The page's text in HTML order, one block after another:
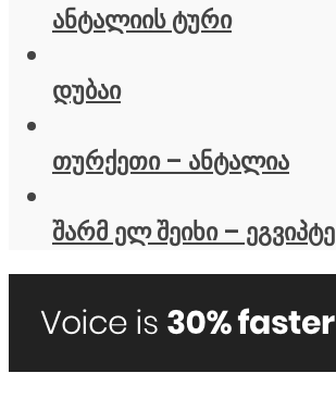
ანტალიის ტური
დუბაი
თურქეთი – ანტალია
შარმ ელ შეიხი – ეგვიპტე